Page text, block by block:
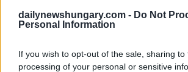
dailynewshungary.com - Do Not
Personal Information
If you wish to opt-out of the sale, sharing
processing of your personal or sensitive
Kuria sagte, dass der angebliche Verstoß nicht
Prozess der Ermittlung des Ergebnisses, sondern
daher nicht im Rahmen der Beschwerde gegen
Entscheidung der NVB geprüft werden kann.